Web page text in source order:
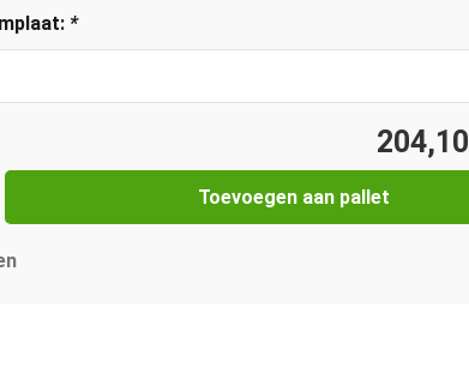
*
204,10
Toevoegen aan pallet